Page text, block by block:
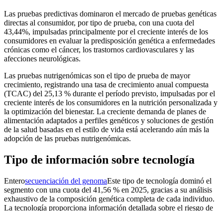
Las pruebas predictivas dominaron el mercado de pruebas genéticas
directas al consumidor, por tipo de prueba, con una cuota del
43,44%, impulsadas principalmente por el creciente interés de los
consumidores en evaluar la predisposición genética a enfermedades
crónicas como el cáncer, los trastornos cardiovasculares y las
afecciones neurológicas.
Las pruebas nutrigenómicas son el tipo de prueba de mayor
crecimiento, registrando una tasa de crecimiento anual compuesta
(TCAC) del 25,13 % durante el período previsto, impulsadas por el
creciente interés de los consumidores en la nutrición personalizada y
la optimización del bienestar. La creciente demanda de planes de
alimentación adaptados a perfiles genéticos y soluciones de gestión
de la salud basadas en el estilo de vida está acelerando aún más la
adopción de las pruebas nutrigenómicas.
Tipo de información sobre tecnología
Enterosecuenciación del genomaEste tipo de tecnología dominó el
segmento con una cuota del 41,56 % en 2025, gracias a su análisis
exhaustivo de la composición genética completa de cada individuo.
La tecnología proporciona información detallada sobre el riesgo de